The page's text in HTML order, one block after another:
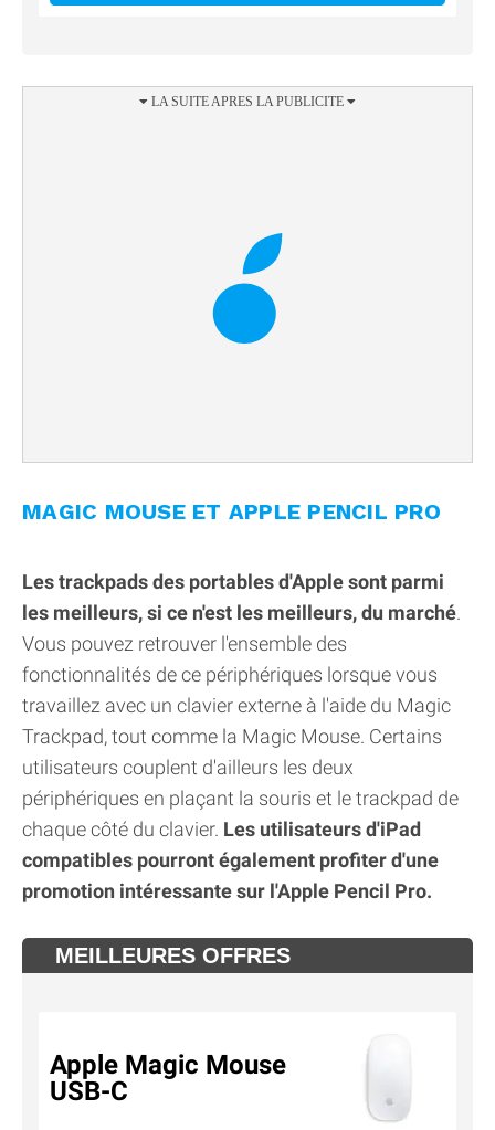
MAGIC MOUSE ET APPLE PENCIL PRO
Les trackpads des portables d'Apple sont parmi
les meilleurs, si ce n'est les meilleurs, du marché.
Vous pouvez retrouver l'ensemble des
fonctionnalités de ce périphériques lorsque vous
travaillez avec un clavier externe à l'aide du Magic
Trackpad, tout comme la Magic Mouse. Certains
utilisateurs couplent d'ailleurs les deux
périphériques en plaçant la souris et le trackpad de
chaque côté du clavier. Les utilisateurs d'iPad
compatibles pourront également profiter d'une
promotion intéressante sur l'Apple Pencil Pro.
MEILLEURES OFFRES
Apple Magic Mouse
USB-C